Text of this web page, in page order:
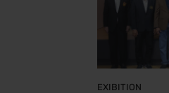
EXIBITION